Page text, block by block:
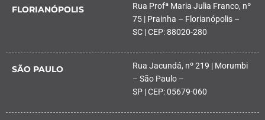
FLORIANÓPOLIS
Rua Profª Maria Julia Franco, nº
75 | Prainha – Florianópolis –
SC | CEP: 88020-280
SÃO PAULO
Rua Jacundá, nº 219 | Morumbi
– São Paulo –
SP | CEP: 05679-060